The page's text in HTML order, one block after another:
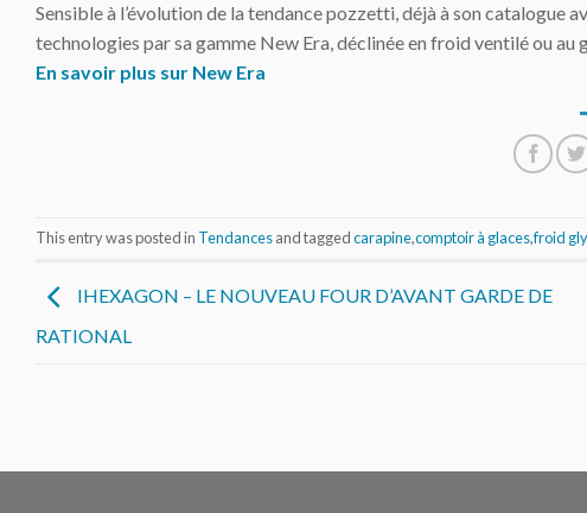
Sensible à l’évolution de la tendance pozzetti, déjà à son catalogue
technologies par sa gamme New Era, déclinée en froid ventilé ou au
En savoir plus sur New Era
This entry was posted in Tendancesand taggedcarapine,comptoir à glaces,froid
IHEXAGON – LE NOUVEAU FOUR D’AVANT GARDE DE
RATIONAL